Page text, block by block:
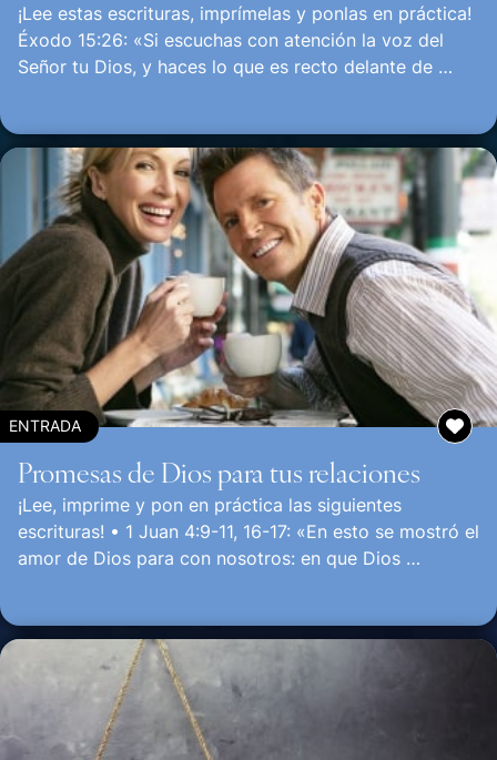
¡Lee estas escrituras, imprímelas y ponlas en práctica!
Éxodo 15:26: «Si escuchas con atención la voz del
Señor tu Dios, y haces lo que es recto delante de …
ENTRADA
Promesas de Dios para tus relaciones
¡Lee, imprime y pon en práctica las siguientes
escrituras! • 1 Juan 4:9-11, 16-17: «En esto se mostró el
amor de Dios para con nosotros: en que Dios …